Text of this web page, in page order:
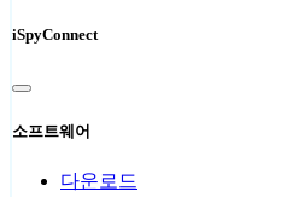
iSpyConnect
소프트웨어
다운로드